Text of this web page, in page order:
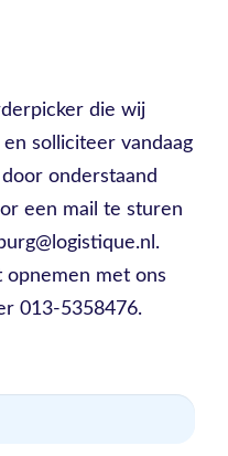
die wij
solliciteer vandaag
onderstaand
een mail te sturen
opnemen met ons
013-5358476.